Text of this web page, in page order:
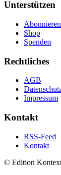
Unterstützen
Abonnieren
Shop
Spenden
Rechtliches
AGB
Impressum
Kontakt
RSS-Feed
Kontakt
© Edition